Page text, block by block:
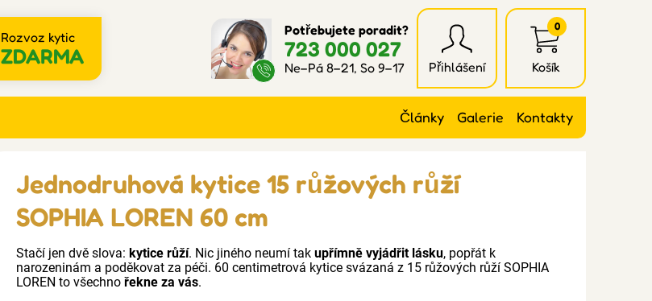
Rozvoz kytic
ZDARMA
Potřebujete poradit?
723 000 027
Ne–Pá 8–21, So 9–17 Přihlášení
0
Košík
Články Galerie Kontakty
Jednodruhová kytice 15 růžových růží
SOPHIA LOREN 60 cm
Stačí jen dvě slova:kytice růží. Nic jiného neumí takupřímně vyjádřit lásku, popřát k
narozeninám a poděkovat za péči. 60 centimetrová kytice svázaná z 15 růžových růží SOPHIA
LOREN to všechnořekne za vás.